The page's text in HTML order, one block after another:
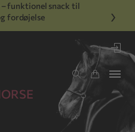
funktionel snack til
fordøjelse
›